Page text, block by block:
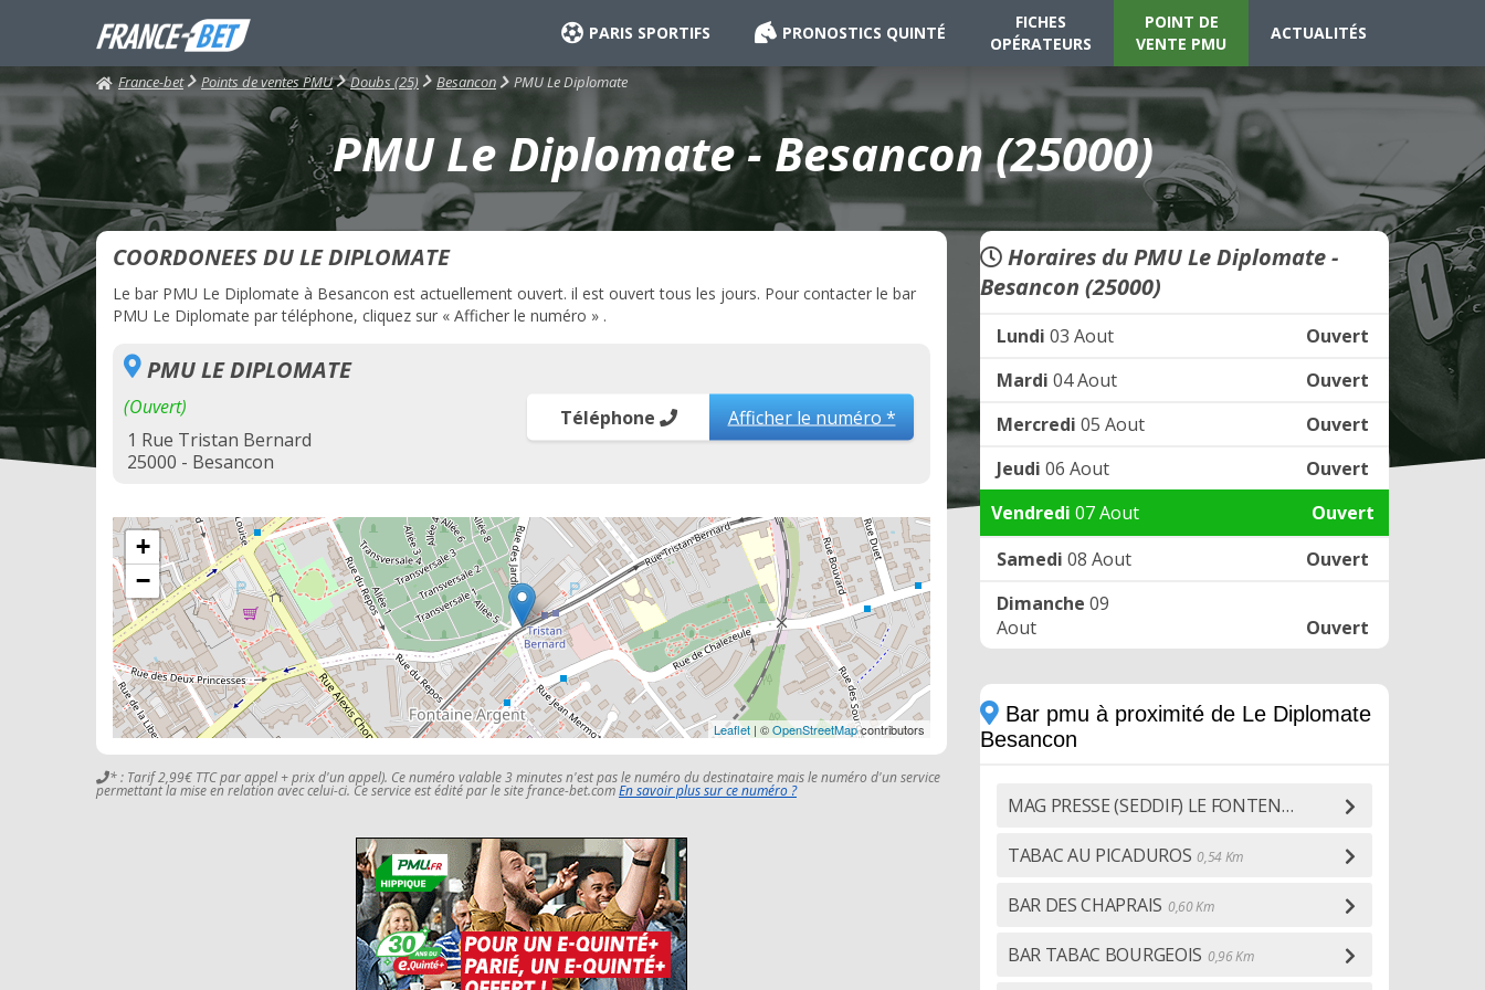
PARIS SPORTIFS PRONOSTICS QUINTÉ
FICHES
OPÉRATEURS
POINT DE
VENTE PMU
ACTUALITÉS
France-bet Points de ventes PMU Doubs (25) Besancon PMU Le Diplomate
PMU Le Diplomate - Besancon (25000)
COORDONEES DU LE DIPLOMATE
Le bar PMU Le Diplomate à Besancon est actuellement ouvert. il est ouvert tous les jours. Pour contacter le bar
PMU Le Diplomate par téléphone, cliquez sur « Afficher le numéro » .
PMU LE DIPLOMATE
(Ouvert)
1 Rue Tristan Bernard
25000 - Besancon
Téléphone Afficher le numéro *
+
−
Leaflet | ©OpenStreetMapcontributors
* : Tarif 2,99€ TTC par appel + prix d'un appel). Ce numéro valable 3 minutes n'est pas le numéro du destinataire mais le numéro d'un service
permettant la mise en relation avec celui-ci. Ce service est édité par le site france-bet.comEn savoir plus sur ce numéro ?
Horaires du PMU Le Diplomate -
Besancon (25000)
Lundi 03 Aout
Ouvert
Mardi 04 Aout
Ouvert
Mercredi 05 Aout
Ouvert
Jeudi 06 Aout
Ouvert
Vendredi 07 Aout
Ouvert
Samedi 08 Aout
Ouvert
Dimanche 09
Aout
Ouvert
Bar pmu à proximité de Le Diplomate
Besancon
MAG PRESSE (SEDDIF) LE FONTENOY 0,46 Km
TABAC AU PICADUROS 0,54 Km
BAR DES CHAPRAIS 0,60 Km
BAR TABAC BOURGEOIS 0,96 Km